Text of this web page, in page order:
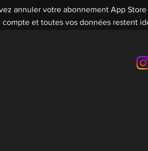
annuler votre abonnement App
et toutes vos données restent